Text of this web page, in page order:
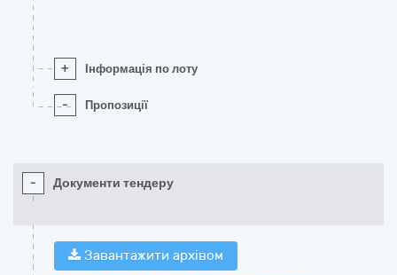
+ Інформація по лоту
- Пропозиції
- Документи тендеру
Завантажити архівом